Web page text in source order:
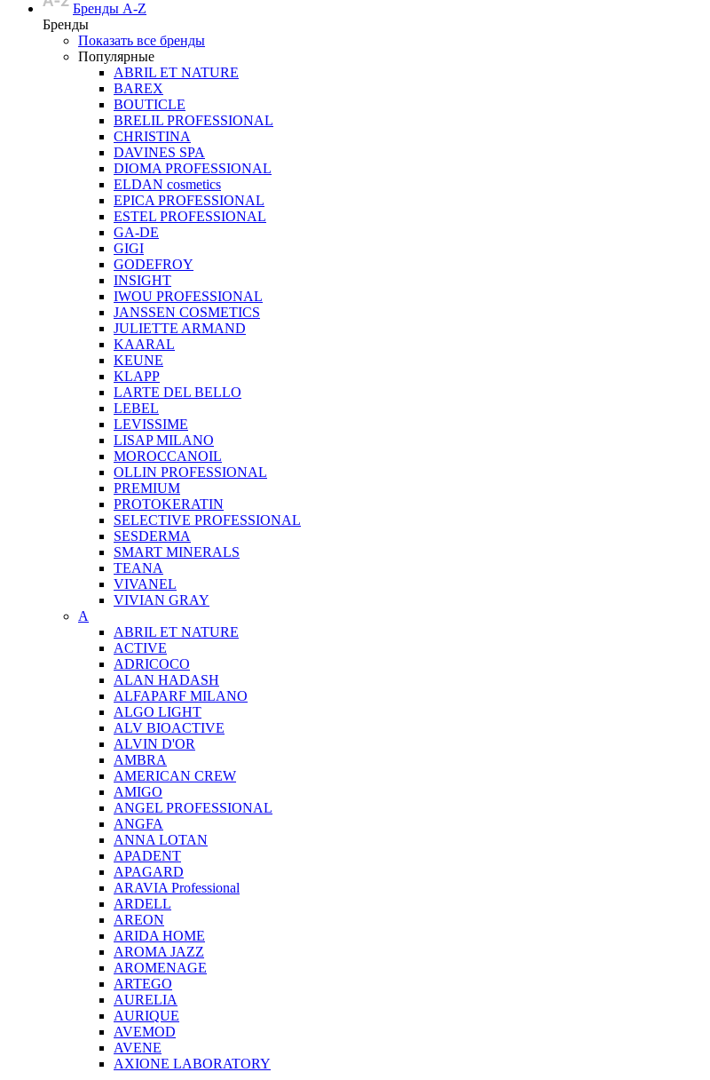
Бренды A-Z
Бренды
Показать все бренды
Популярные
ABRIL ET NATURE
BAREX
BOUTICLE
BRELIL PROFESSIONAL
CHRISTINA
DAVINES SPA
DIOMA PROFESSIONAL
ELDAN cosmetics
EPICA PROFESSIONAL
ESTEL PROFESSIONAL
GA-DE
GIGI
GODEFROY
INSIGHT
IWOU PROFESSIONAL
JANSSEN COSMETICS
JULIETTE ARMAND
KAARAL
KEUNE
KLAPP
LARTE DEL BELLO
LEBEL
LEVISSIME
LISAP MILANO
MOROCCANOIL
OLLIN PROFESSIONAL
PREMIUM
PROTOKERATIN
SELECTIVE PROFESSIONAL
SESDERMA
SMART MINERALS
TEANA
VIVANEL
VIVIAN GRAY
A
ABRIL ET NATURE
ACTIVE
ADRICOCO
ALAN HADASH
ALFAPARF MILANO
ALGO LIGHT
ALV BIOACTIVE
ALVIN D'OR
AMBRA
AMERICAN CREW
AMIGO
ANGEL PROFESSIONAL
ANGFA
ANNA LOTAN
APADENT
APAGARD
ARAVIA Professional
ARDELL
AREON
ARIDA HOME
AROMA JAZZ
AROMENAGE
ARTEGO
AURELIA
AURIQUE
AVEMOD
AVENE
AXIONE LABORATORY